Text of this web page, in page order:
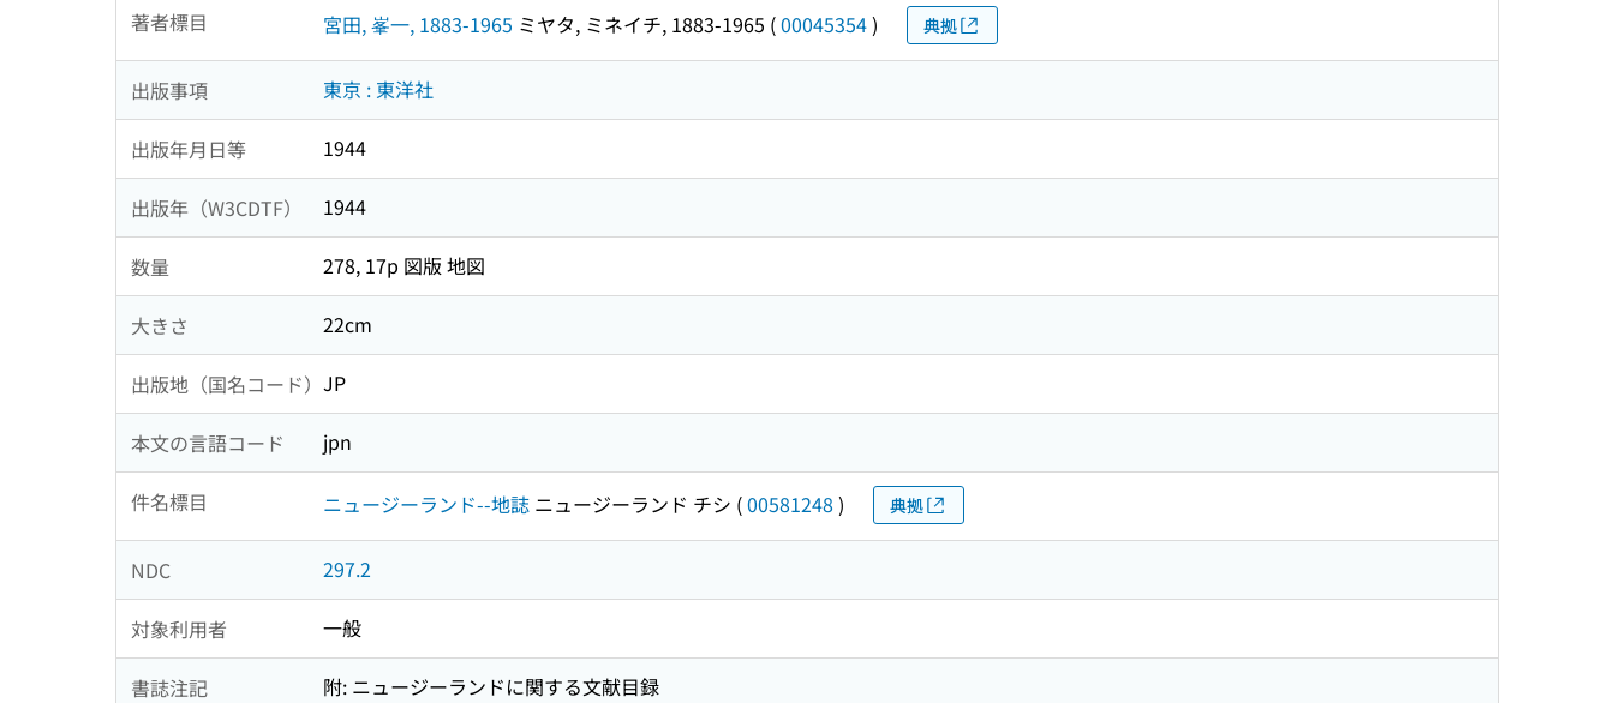
著者標目 宮田, 峯一, 1883-1965 ミヤタ, ミネイチ, 1883-1965 (00045354) 典拠
出版事項 東京 : 東洋社
出版年月日等 1944
出版年（W3CDTF） 1944
数量 278, 17p 図版 地図
大きさ 22cm
出版地（国名コード） JP
本文の言語コード jpn
件名標目 ニュージーランド--地誌 ニュージーランド チシ (00581248 ) 典拠
NDC 297.2
対象利用者 一般
書誌注記 附: ニュージーランドに関する文献目録